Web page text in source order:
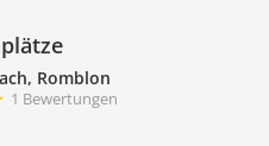
Romblon
1 Bewertungen